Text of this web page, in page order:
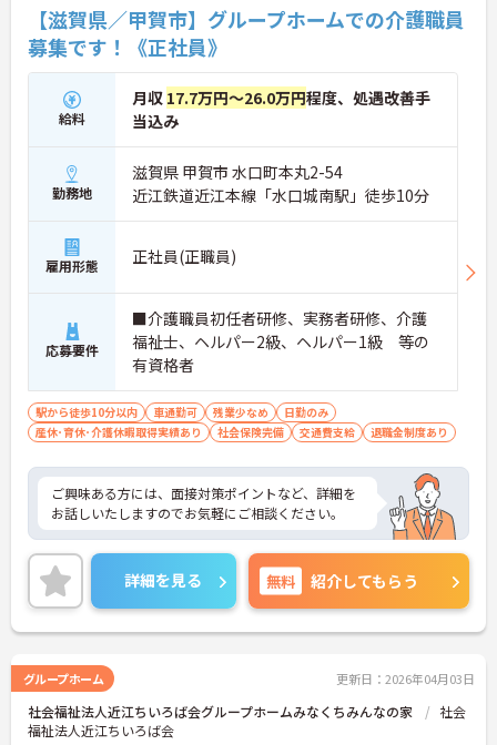
【滋賀県／甲賀市】グループホームでの介護職員
募集です！《正社員》
給料
月収 17.7万円～26.0万円程度、処遇改善手
当込み
勤務地
滋賀県 甲賀市 水口町本丸2-54
近江鉄道近江本線「水口城南駅」徒歩10分
雇用形態 正社員(正職員)
応募要件
■介護職員初任者研修、実務者研修、介護
福祉士、ヘルパー2級、ヘルパー1級 等の
有資格者
駅から徒歩10分以内 車通勤可 残業少なめ
日勤のみ
産休･育休･介護休暇取得実績あり
社会保険完備 交通費支給 退職金制度あり
ご興味ある方には、面接対策ポイントなど、詳細を
お話しいたしますのでお気軽にご相談ください。
詳細を見る 無料 紹介してもらう
グループホーム 更新日：2026年04月03日
社会福祉法人近江ちいろば会グループホームみなくちみんなの家
社会
福祉法人近江ちいろば会